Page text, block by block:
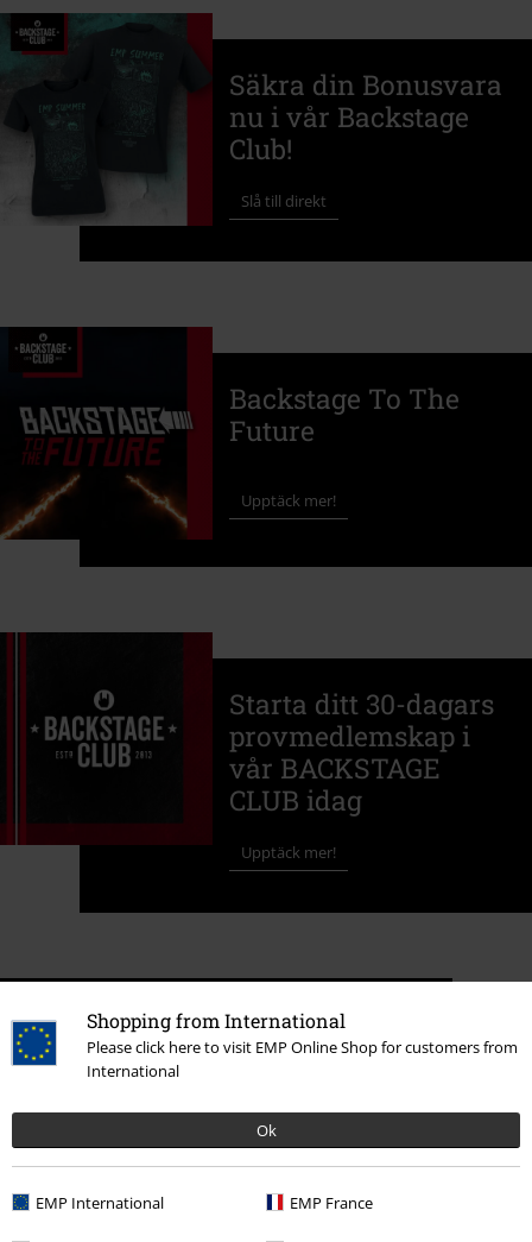
Shopping from International
Please click here to visit EMP Online Shop for customers from
International
Ok
EMP International EMP France
Säkra din Bonusvara
nu i vår Backstage
Club!
Slå till direkt
Backstage To The
Future
Upptäck mer!
Starta ditt 30-dagars
provmedlemskap i
vår BACKSTAGE
CLUB idag
Upptäck mer!
EMP:s historia